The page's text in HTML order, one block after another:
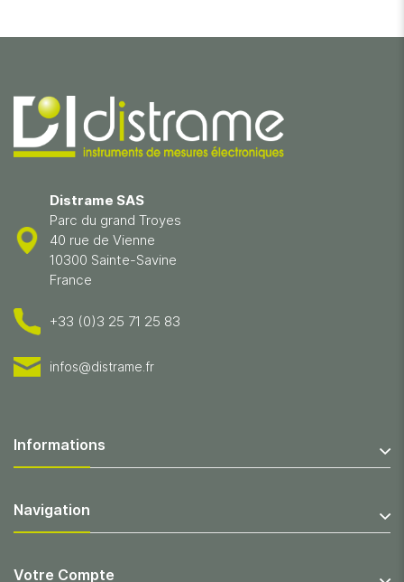
Distrame SAS
Parc du grand Troyes
40 rue de Vienne
10300 Sainte-Savine
France
+33 (0)3 25 71 25 83
infos@distrame.fr
Informations
Navigation
Votre Compte